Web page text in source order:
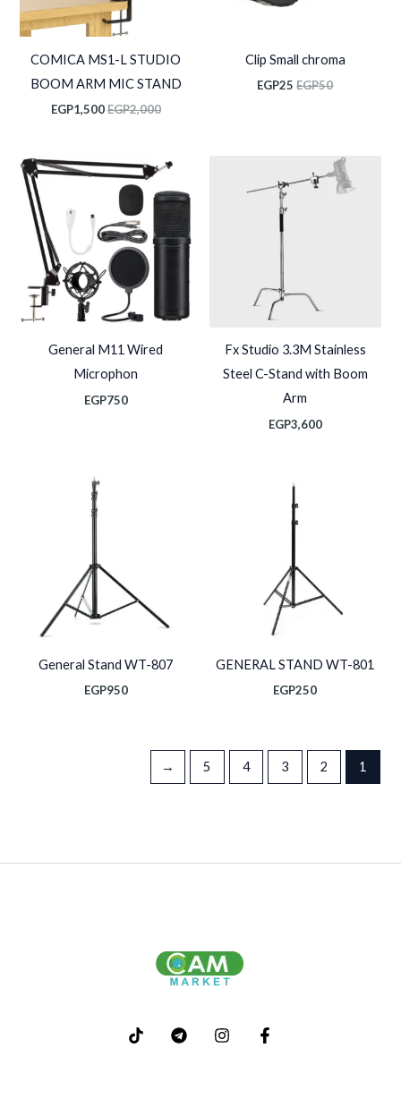
Clip Small chroma
EGP50
EGP25
COMICA MS1-L STUDIO
BOOM ARM MIC STAND
EGP2,000
EGP1,500
Fx Studio 3.3M Stainless
Steel C-Stand with Boom
Arm
EGP3,600
General M11 Wired
Microphon
EGP750
GENERAL STAND WT-801
EGP250
General Stand WT-807
EGP950
1
2
3
4
5
←